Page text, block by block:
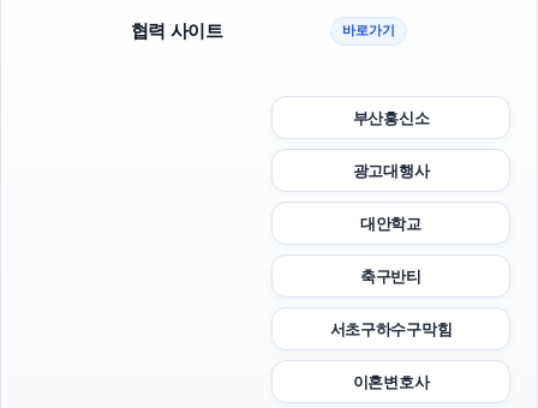
협력 사이트 바로가기
부산흥신소
광고대행사
대안학교
축구반티
서초구하수구막힘
이혼변호사